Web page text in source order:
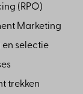
(RPO)
Marketing
selectie
trekken